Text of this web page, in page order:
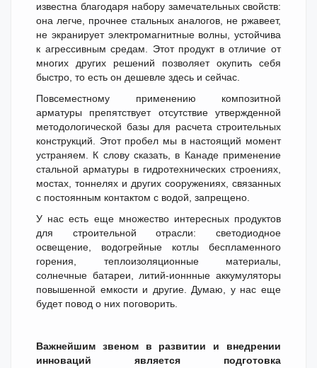
известна благодаря набору замечательных свойств:
она легче, прочнее стальных аналогов, не ржавеет,
не экранирует электромагнитные волны, устойчива
к агрессивным средам. Этот продукт в отличие от
многих других решений позволяет окупить себя
быстро, то есть он дешевле здесь и сейчас.
Повсеместному применению композитной
арматуры препятствует отсутствие утвержденной
методологической базы для расчета строительных
конструкций. Этот пробел мы в настоящий момент
устраняем. К слову сказать, в Канаде применение
стальной арматуры в гидротехнических строениях,
мостах, тоннелях и других сооружениях, связанных
с постоянным контактом с водой, запрещено.
У нас есть еще множество интересных продуктов
для строительной отрасли: светодиодное
освещение, водогрейные котлы беспламенного
горения, теплоизоляционные материалы,
солнечные батареи, литий-ионнные аккумуляторы
повышенной емкости и другие. Думаю, у нас еще
будет повод о них поговорить.
Важнейшим звеном в развитии и внедрении
инноваций является подготовка